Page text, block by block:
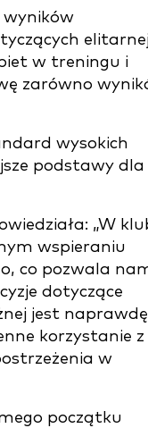
wyników
w treningu i
zarówno
wysokich
podstawy dla
„W
wspieraniu
co pozwala
dotyczące
jest naprawdę
korzystanie
w
początku